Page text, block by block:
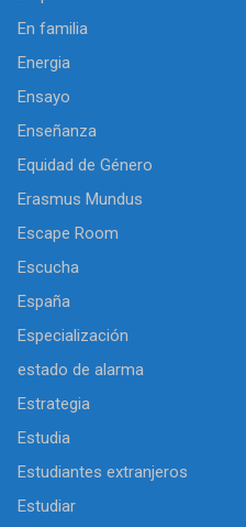
En familia
Energia
Ensayo
Enseñanza
Equidad de Género
Erasmus Mundus
Escape Room
Escucha
España
Especialización
estado de alarma
Estrategia
Estudia
Estudiantes extranjeros
Estudiar